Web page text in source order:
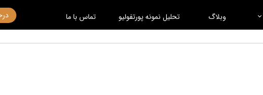
وبلاگ تحلیل نمونه پورتفولیو تماس با ما